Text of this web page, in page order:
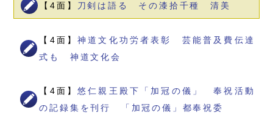
【4面】 刀剣は語る その漆拾千種 清美
【4面】神道文化功労者表彰 芸能普及費伝達
式も 神道文化会
【4面】悠仁親王殿下「加冠の儀」 奉祝活動
の記録集を刊行 「加冠の儀」都奉祝委